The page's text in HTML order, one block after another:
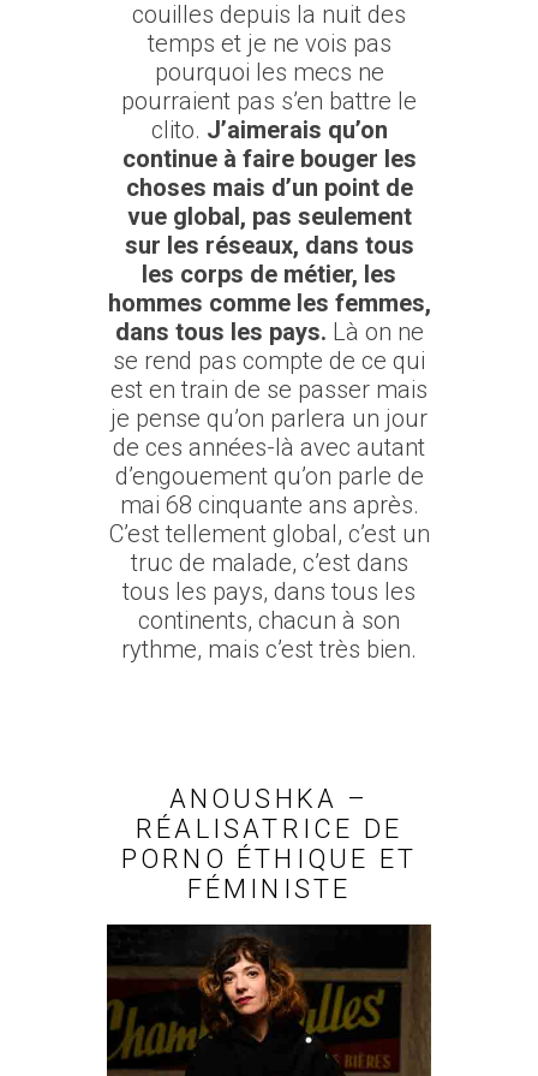
couilles depuis la nuit des
temps et je ne vois pas
pourquoi les mecs ne
pourraient pas s’en battre le
clito. J’aimerais qu’on
continue à faire bouger les
choses mais d’un point de
vue global, pas seulement
sur les réseaux, dans tous
les corps de métier, les
hommes comme les femmes,
dans tous les pays. Là on ne
se rend pas compte de ce qui
est en train de se passer mais
je pense qu’on parlera un jour
de ces années-là avec autant
d’engouement qu’on parle de
mai 68 cinquante ans après.
C’est tellement global, c’est un
truc de malade, c’est dans
tous les pays, dans tous les
continents, chacun à son
rythme, mais c’est très bien.
ANOUSHKA –
RÉALISATRICE DE
PORNO ÉTHIQUE ET
FÉMINISTE